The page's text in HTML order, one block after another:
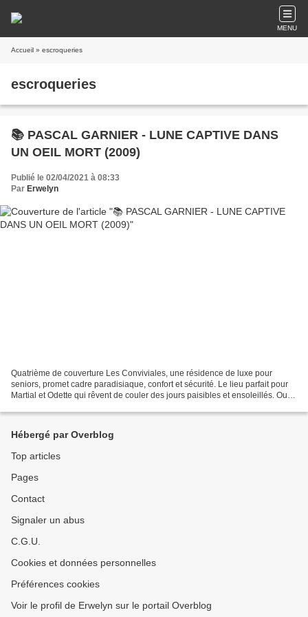
MENU
Accueil » escroqueries
escroqueries
📚 PASCAL GARNIER - LUNE CAPTIVE DANS
UN OEIL MORT (2009)
Publié le 02/04/2021 à 08:33
Par Erwelyn
Quatrième de couverture Les Conviviales, une résidence de luxe pour
seniors, promet cadre paradisiaque, confort et sécurité. Le lieu parfait pour
Martial et Odette qui rêvent de couler des jours paisibles et ensoleillés. Oui,
Hébergé par Overblog
Top articles
Pages
Contact
Signaler un abus
C.G.U.
Cookies et données personnelles
Préférences cookies
Voir le profil de Erwelyn sur le portail Overblog